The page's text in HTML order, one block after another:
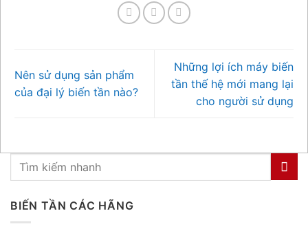
BIẾN TẦN CÁC HÃNG
Nên sử dụng sản phẩm
của đại lý biến tần nào?
Những lợi ích máy biến
tần thế hệ mới mang lại
cho người sử dụng